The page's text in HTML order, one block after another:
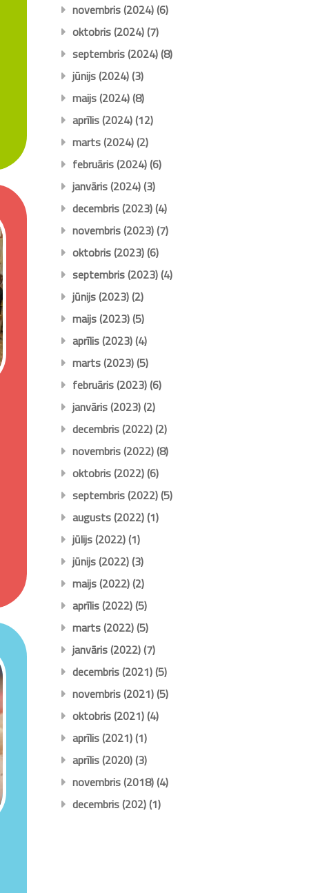
novembris (2024)(6)
oktobris (2024)(7)
septembris (2024)(8)
jūnijs (2024)(3)
maijs (2024)(8)
aprīlis (2024)(12)
marts (2024)(2)
februāris (2024)(6)
janvāris (2024)(3)
decembris (2023)(4)
novembris (2023)(7)
oktobris (2023)(6)
septembris (2023)(4)
jūnijs (2023)(2)
maijs (2023)(5)
aprīlis (2023)(4)
marts (2023)(5)
februāris (2023)(6)
janvāris (2023)(2)
decembris (2022)(2)
novembris (2022)(8)
oktobris (2022)(6)
septembris (2022)(5)
augusts (2022)(1)
jūlijs (2022)(1)
jūnijs (2022)(3)
maijs (2022)(2)
aprīlis (2022)(5)
marts (2022)(5)
janvāris (2022)(7)
decembris (2021)(5)
novembris (2021)(5)
oktobris (2021)(4)
aprīlis (2021)(1)
aprīlis (2020)(3)
novembris (2018)(4)
decembris (202)(1)